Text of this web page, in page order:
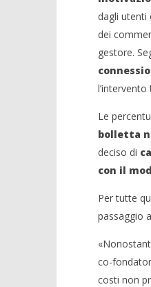
dagli utenti
dei
gestore.
Le
bolletta
deciso di
con il
Per tutte
passaggio
co-
costi non